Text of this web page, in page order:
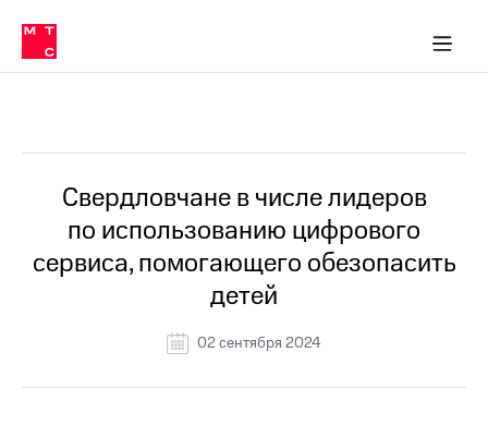
Медиа-центр
и акционерам
Устойчивое развитие
Комплаенс и деловая этика
компании
Карьера
История
компании
Руководство
информация
в МТС
Пресс-
релизы
МТС
о технологиях
Свердловчане в числе лидеров
по использованию цифрового
сервиса, помогающего обезопасить
детей
02 сентября 2024